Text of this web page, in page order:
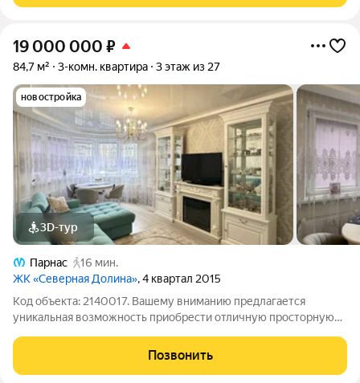
19 000 000 ₽
84,7 м² 3-комн. квартира 3 этаж из 27
новостройка
3D-тур
Парнас
16 мин.
ЖК «Северная Долина», 4 квартал 2015
Код объекта: 2140017. Вашему вниманию предлагается
уникальная возможность приобрести отличную просторную
Петербурга. Эта квартира станет идеальным выбором для тех,
кто ценит комфорт и качество и хочет
Позвонить